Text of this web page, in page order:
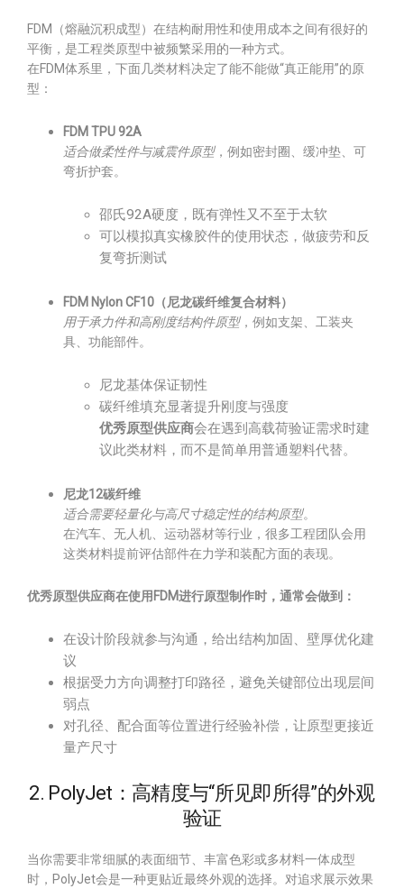
FDM（熔融沉积成型）在结构耐用性和使用成本之间有很好的
平衡，是工程类原型中被频繁采用的一种方式。
在FDM体系里，下面几类材料决定了能不能做“真正能用”的原
型：
FDM TPU 92A
适合做柔性件与减震件原型，例如密封圈、缓冲垫、可
弯折护套。
邵氏92A硬度，既有弹性又不至于太软
可以模拟真实橡胶件的使用状态，做疲劳和反
复弯折测试
FDM Nylon CF10（尼龙碳纤维复合材料）
用于承力件和高刚度结构件原型，例如支架、工装夹
具、功能部件。
尼龙基体保证韧性
碳纤维填充显著提升刚度与强度
优秀原型供应商会在遇到高载荷验证需求时建
议此类材料，而不是简单用普通塑料代替。
尼龙12碳纤维
适合需要轻量化与高尺寸稳定性的结构原型。
在汽车、无人机、运动器材等行业，很多工程团队会用
这类材料提前评估部件在力学和装配方面的表现。
优秀原型供应商在使用FDM进行原型制作时，通常会做到：
在设计阶段就参与沟通，给出结构加固、壁厚优化建
议
根据受力方向调整打印路径，避免关键部位出现层间
弱点
对孔径、配合面等位置进行经验补偿，让原型更接近
量产尺寸
2. PolyJet：高精度与“所见即所得”的外观
验证
当你需要非常细腻的表面细节、丰富色彩或多材料一体成型
时，PolyJet会是一种更贴近最终外观的选择。对追求展示效果